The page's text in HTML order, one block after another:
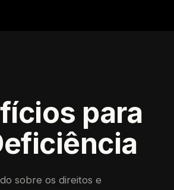
para
sobre os direitos e